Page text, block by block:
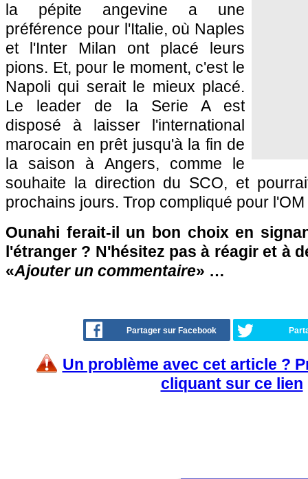
la pépite angevine a une
préférence pour l'Italie, où Naples
et l'Inter Milan ont placé leurs
pions. Et, pour le moment, c'est le
Napoli qui serait le mieux placé.
Le leader de la Serie A est
disposé à laisser l'international
marocain en prêt jusqu'à la fin de
la saison à Angers, comme le
souhaite la direction du SCO, et
prochains jours. Trop compliqué pour l'OM
Ounahi ferait-il un bon choix en
l'étranger ? N'hésitez pas à réagir et à
«Ajouter un commentaire» …
Partager sur Facebook
Un problème avec cet article ?
cliquant sur ce lien